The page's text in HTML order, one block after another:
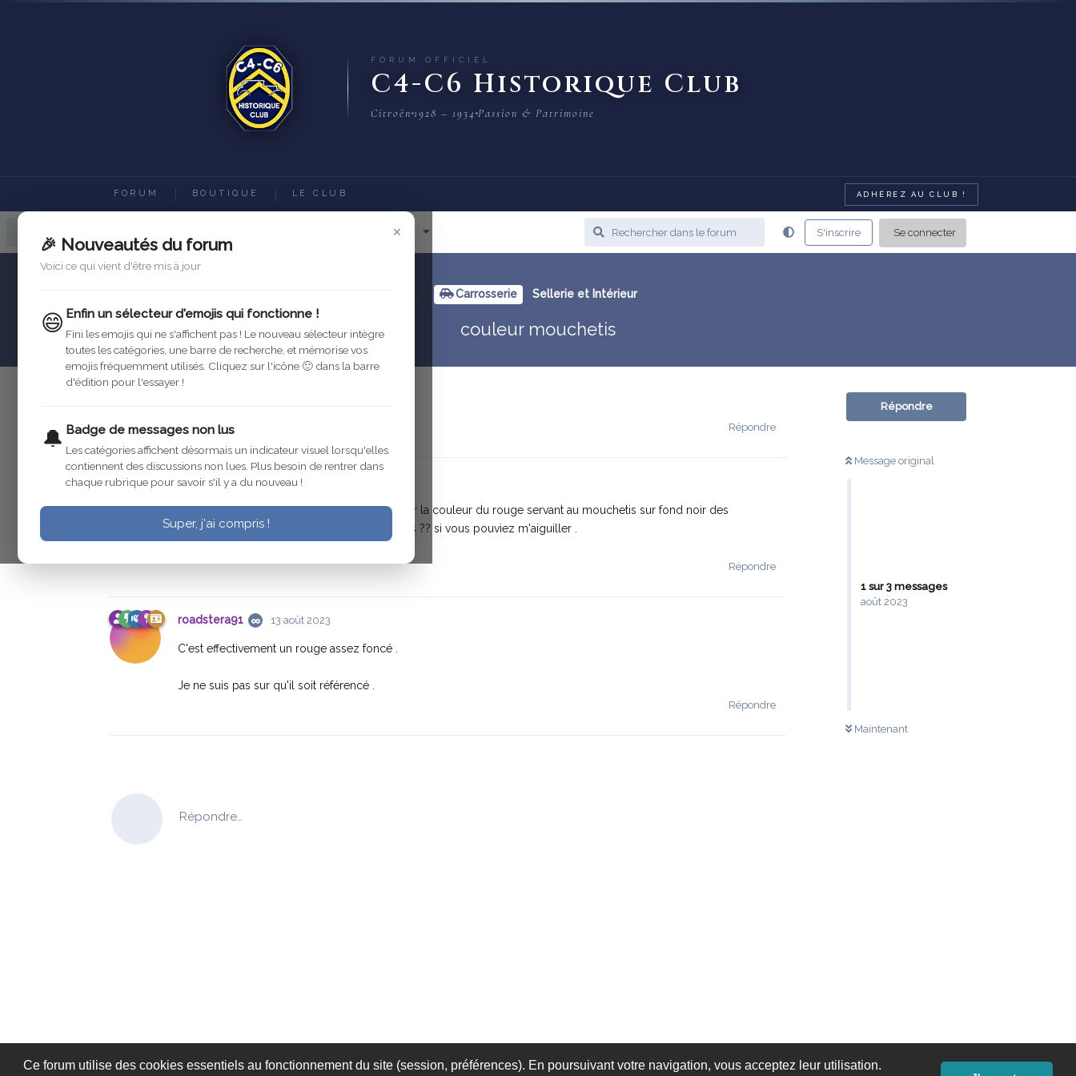
Ce forum utilise des cookies essentiels au fonctionnement du site (session, préférences). En poursuivant votre navigation, vous acceptez leur utilisation.
FORUM OFFICIEL
C4-C6 Historique Club
Citroën 1928 – 1934 Passion & Patrimoine
FORUM BOUTIQUE LE CLUB ADHÉREZ AU CLUB !
×
🎉 Nouveautés du forum
Voici ce qui vient d'être mis à jour
😄 Enfin un sélecteur d'emojis qui fonctionne !
Fini les emojis qui ne s'affichent pas ! Le nouveau sélecteur intègre
toutes les catégories, une barre de recherche, et mémorise vos
emojis fréquemment utilisés. Cliquez sur l'icône 🙂 dans la barre
d'édition pour l'essayer !
🔔 Badge de messages non lus
Les catégories affichent désormais un indicateur visuel lorsqu'elles
contiennent des discussions non lues. Plus besoin de rentrer dans
chaque rubrique pour savoir s'il y a du nouveau !
Super, j'ai compris !
Accès Rapide S'inscrire Se connecter
Carrosserie Sellerie et Intérieur
couleur mouchetis
Répondre
Message original
1 sur 3 messages
août 2023
Maintenant
Répondre
francis71 13 août 2023
bonjour a tous , avez vous une reference pour la couleur du rouge servant au mouchetis sur fond noir des
camionnettes . je pense au rouge delage mais ?? si vous pouviez m'aiguiller .
Répondre
roadstera91 13 août 2023
C'est effectivement un rouge assez foncé .
Je ne suis pas sur qu'il soit référencé .
Répondre
Répondre…